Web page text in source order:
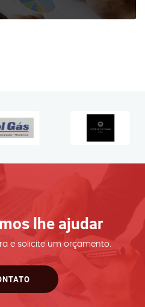
lhe ajudar
e solicite um orçamento.